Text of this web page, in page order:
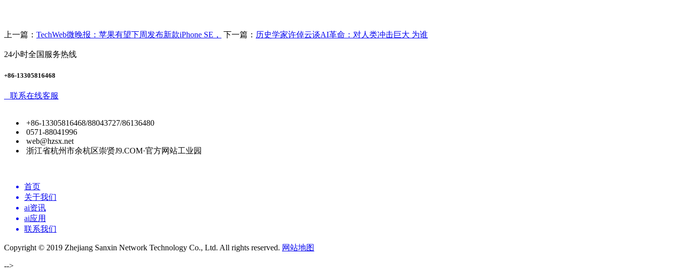
上一篇： TechWeb微晚报：苹果有望下周发布新款iPhone SE， 下一篇： 历史学家许倬云谈AI革命：对人类冲击巨大 为谁
24小时全国服务热线
+86-13305816468
联系在线客服
+86-13305816468/88043727/86136480
0571-88041996
web@hzsx.net
浙江省杭州市余杭区崇贤J9.COM·官方网站工业园
首页
关于我们
ai资讯
ai应用
联系我们
Copyright © 2019 Zhejiang Sanxin Network Technology Co., Ltd. All rights reserved. 网站地图
-->